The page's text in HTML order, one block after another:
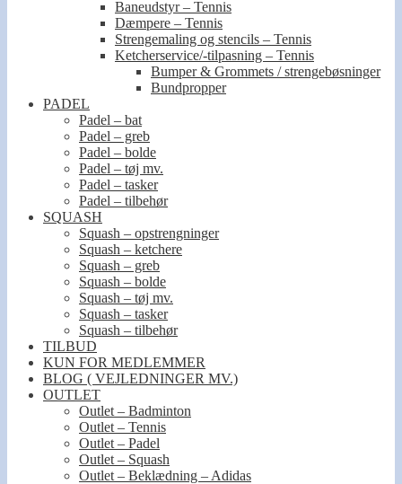
Baneudstyr – Tennis
Dæmpere – Tennis
Strengemaling og stencils – Tennis
Ketcherservice/-tilpasning – Tennis
Bumper & Grommets / strengebøsninger
Bundpropper
PADEL
Padel – bat
Padel – greb
Padel – bolde
Padel – tøj mv.
Padel – tasker
Padel – tilbehør
SQUASH
Squash – opstrengninger
Squash – ketchere
Squash – greb
Squash – bolde
Squash – tøj mv.
Squash – tasker
Squash – tilbehør
TILBUD
KUN FOR MEDLEMMER
BLOG ( VEJLEDNINGER MV.)
OUTLET
Outlet – Badminton
Outlet – Tennis
Outlet – Padel
Outlet – Squash
Outlet – Beklædning – Adidas